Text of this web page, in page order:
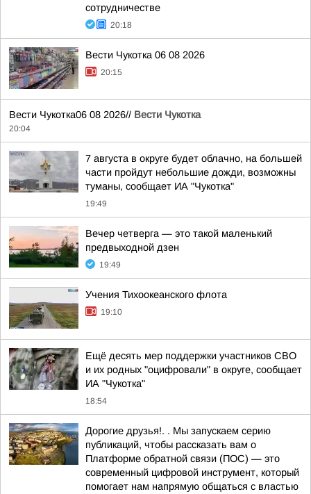
сотрудничестве
20:18
Вести Чукотка 06 08 2026
20:15
Вести Чукотка06 08 2026// Вести Чукотка
20:04
7 августа в округе будет облачно, на большей
части пройдут небольшие дожди, возможны
туманы, сообщает ИА "Чукотка"
19:49
Вечер четверга — это такой маленький
предвыходной дзен
19:49
Учения Тихоокеанского флота
19:10
Ещё десять мер поддержки участников СВО
и их родных "оцифровали" в округе, сообщает
ИА "Чукотка"
18:54
Дорогие друзья!. . Мы запускаем серию
публикаций, чтобы рассказать вам о
Платформе обратной связи (ПОС) — это
современный цифровой инструмент, который
помогает нам напрямую общаться с властью